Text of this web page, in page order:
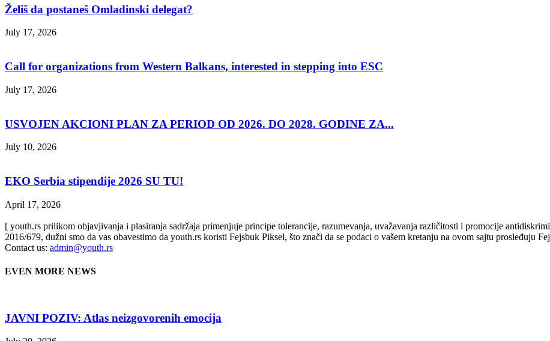
Želiš da postaneš Omladinski delegat?
July 17, 2026
Call for organizations from Western Balkans, interested in stepping into ESC
July 17, 2026
USVOJEN AKCIONI PLAN ZA PERIOD OD 2026. DO 2028. GODINE ZA...
July 10, 2026
EKO Serbia stipendije 2026 SU TU!
April 17, 2026
[ youth.rs prilikom objavjivanja i plasiranja sadržaja primenjuje principe tolerancije, razumevanja, uvažavanja različitosti i promocije
2016/679, dužni smo da vas obavestimo da youth.rs koristi Fejsbuk Piksel, što znači da se podaci o vašem kretanju na ovom sajtu prosleđuju
Contact us: admin@youth.rs
EVEN MORE NEWS
JAVNI POZIV: Atlas neizgovorenih emocija